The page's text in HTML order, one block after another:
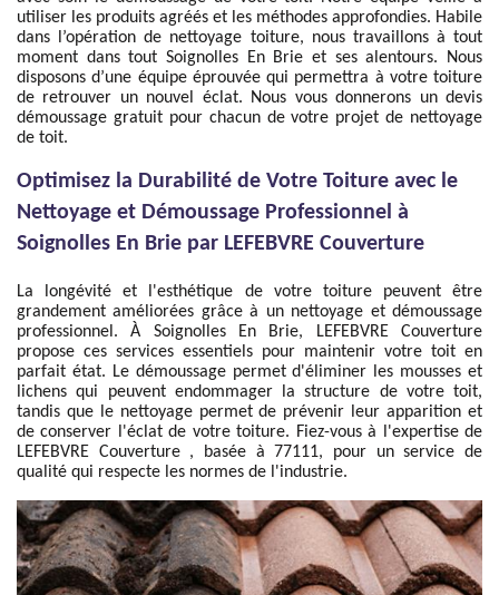
utiliser les produits agréés et les méthodes approfondies. Habile
dans l’opération de nettoyage toiture, nous travaillons à tout
moment dans tout Soignolles En Brie et ses alentours. Nous
disposons d’une équipe éprouvée qui permettra à votre toiture
de retrouver un nouvel éclat. Nous vous donnerons un devis
démoussage gratuit pour chacun de votre projet de nettoyage
de toit.
Optimisez la Durabilité de Votre Toiture avec le
Nettoyage et Démoussage Professionnel à
Soignolles En Brie par LEFEBVRE Couverture
La longévité et l'esthétique de votre toiture peuvent être
grandement améliorées grâce à un nettoyage et démoussage
professionnel. À Soignolles En Brie, LEFEBVRE Couverture
propose ces services essentiels pour maintenir votre toit en
parfait état. Le démoussage permet d'éliminer les mousses et
lichens qui peuvent endommager la structure de votre toit,
tandis que le nettoyage permet de prévenir leur apparition et
de conserver l'éclat de votre toiture. Fiez-vous à l'expertise de
LEFEBVRE Couverture , basée à 77111, pour un service de
qualité qui respecte les normes de l'industrie.